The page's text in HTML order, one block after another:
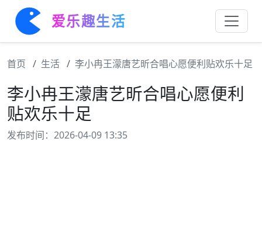
爱乐趣生活
首页 生活 李小冉王濛唐艺昕合唱心愿便利贴欢乐十足
李小冉王濛唐艺昕合唱心愿便利
贴欢乐十足
发布时间：2026-04-09 13:35